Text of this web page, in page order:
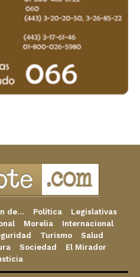
de… Política
Legislativas
Morelia
Internacional
Turismo
Salud
Sociedad
El Mirador